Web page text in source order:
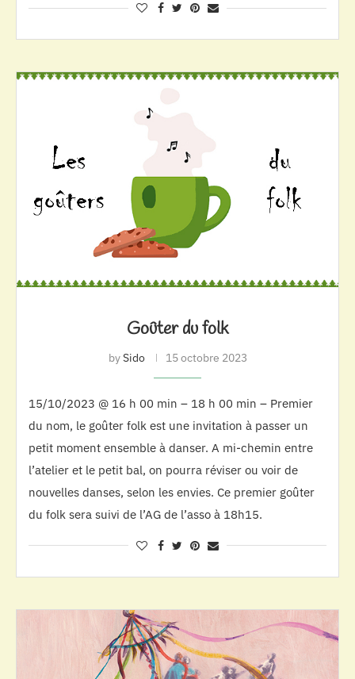
Goûter du folk
bySido 15 octobre 2023
15/10/2023 @ 16 h 00 min – 18 h 00 min – Premier
du nom, le goûter folk est une invitation à passer un
petit moment ensemble à danser. A mi-chemin entre
l’atelier et le petit bal, on pourra réviser ou voir de
nouvelles danses, selon les envies. Ce premier goûter
du folk sera suivi de l’AG de l’asso à 18h15.